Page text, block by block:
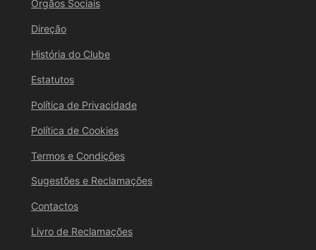
Órgãos Sociais
Direção
História do Clube
Estatutos
Política de Privacidade
Política de Cookies
Termos e Condições
Sugestões e Reclamações
Contactos
Livro de Reclamações